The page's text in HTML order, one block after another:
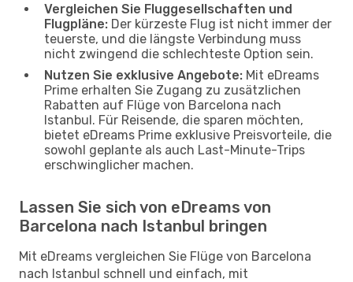
Vergleichen Sie Fluggesellschaften und
Flugpläne: Der kürzeste Flug ist nicht immer der
teuerste, und die längste Verbindung muss
nicht zwingend die schlechteste Option sein.
Nutzen Sie exklusive Angebote: Mit eDreams
Prime erhalten Sie Zugang zu zusätzlichen
Rabatten auf Flüge von Barcelona nach
Istanbul. Für Reisende, die sparen möchten,
bietet eDreams Prime exklusive Preisvorteile, die
sowohl geplante als auch Last-Minute-Trips
erschwinglicher machen.
Lassen Sie sich von eDreams von
Barcelona nach Istanbul bringen
Mit eDreams vergleichen Sie Flüge von Barcelona
nach Istanbul schnell und einfach, mit